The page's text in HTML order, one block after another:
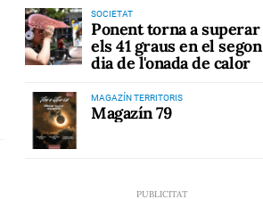
SOCIETAT
Ponent torna a superar
els 41 graus en el segon
dia de l'onada de calor
MAGAZÍN TERRITORIS
Magazín 79